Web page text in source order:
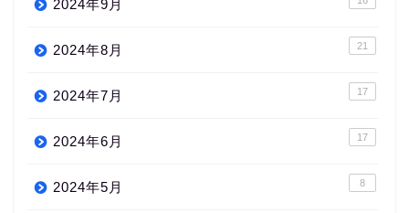
2024年9月
2024年8月 21
2024年7月 17
2024年6月 17
2024年5月 8